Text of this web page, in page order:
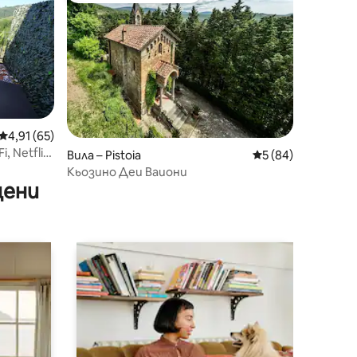
оценка: 4,91 от 5, 65 отзива
4,91 (65)
Netflix
Вила – Pistoia Средна оценка:
5 (84)
Кьозино Деи Ваиони